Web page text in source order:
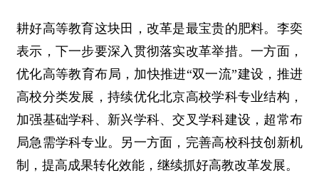
耕好高等教育这块田，改革是最宝贵的肥料。李奕
表示，下一步要深入贯彻落实改革举措。一方面，
优化高等教育布局，加快推进“双一流”建设，推进
高校分类发展，持续优化北京高校学科专业结构，
加强基础学科、新兴学科、交叉学科建设，超常布
局急需学科专业。另一方面，完善高校科技创新机
制，提高成果转化效能，继续抓好高教改革发展。